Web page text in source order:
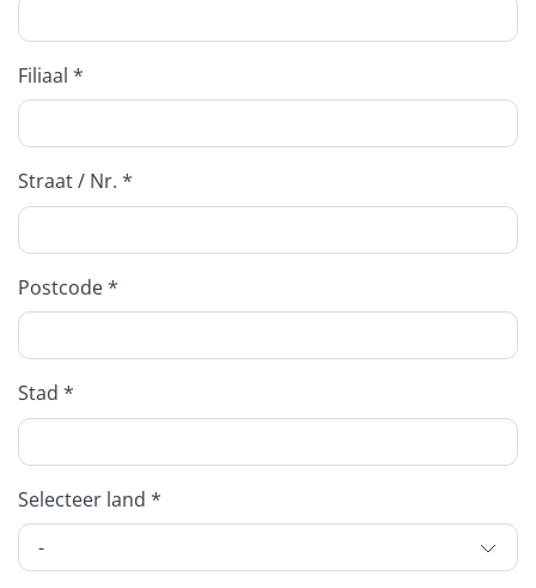
Filiaal *
Straat / Nr. *
Postcode *
Stad *
Selecteer land *